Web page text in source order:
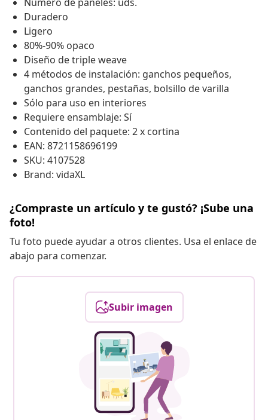
Duradero
Ligero
80%-90% opaco
Diseño de triple weave
4 métodos de instalación: ganchos pequeños,
ganchos grandes, pestañas, bolsillo de varilla
Sólo para uso en interiores
Requiere ensamblaje: Sí
Contenido del paquete: 2 x cortina
EAN: 8721158696199
SKU: 4107528
Brand: vidaXL
¿Compraste un artículo y te gustó? ¡Sube una
foto!
Tu foto puede ayudar a otros clientes. Usa el enlace de
abajo para comenzar.
Subir imagen